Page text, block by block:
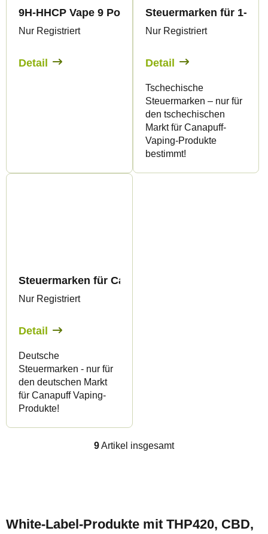
9H-HHCP Vape 9 Pound Hammer 99% 1ml
Nur Registriert
Detail
Steuermarken für 1-ml-
Nur Registriert
Detail
Tschechische
Steuermarken – nur für
den tschechischen
Markt für Canapuff-
Vaping-Produkte
bestimmt!
Steuermarken für Canapuff-Produkte 1ml - Nur
Nur Registriert
Detail
Deutsche
Steuermarken - nur für
den deutschen Markt
für Canapuff Vaping-
Produkte!
S
e
9Artikel insgesamt
uWhite-Label-Produkte mit THP420, CBD,